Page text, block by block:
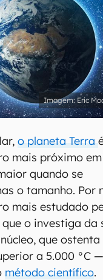
Eric
o planeta Terra
mais próximo
quando se
o tamanho. Por
mais estudado
o investiga da
que ostenta
a 5.000 °C
método científico.